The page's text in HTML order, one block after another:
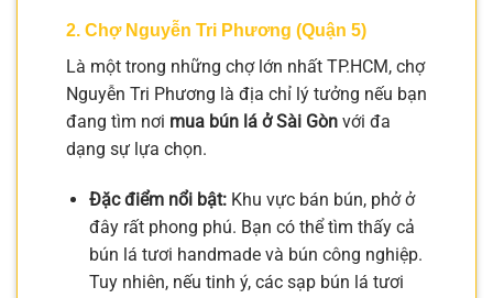
2. Chợ Nguyễn Tri Phương (Quận 5)
Là một trong những chợ lớn nhất TP.HCM, chợ
Nguyễn Tri Phương là địa chỉ lý tưởng nếu bạn
đang tìm nơi mua bún lá ở Sài Gòn với đa
dạng sự lựa chọn.
Đặc điểm nổi bật:Khu vực bán bún, phở ở
đây rất phong phú. Bạn có thể tìm thấy cả
bún lá tươi handmade và bún công nghiệp.
Tuy nhiên, nếu tinh ý, các sạp bún lá tươi